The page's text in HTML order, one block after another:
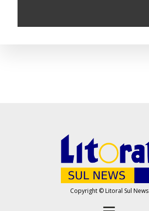
Copyright © Litoral Sul News